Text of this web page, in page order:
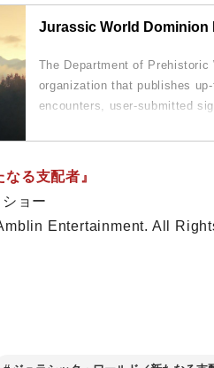
Jurassic World Dominion
The Department of Prehistoric
organization that publishes
encounters, user-submitted
facilitate the co-existence of
る支配者』
ョー
Entertainment. All